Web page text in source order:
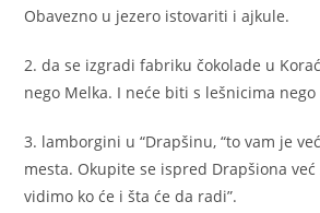
Obavezno u jezero istovariti i ajkule.
2. da se izgradi fabriku čokolade u
nego Melka. I neće biti s lešnicima nego
3. lamborgini u “Drapšinu, “to vam je
mesta. Okupite se ispred Drapšiona
vidimo ko će i šta će da radi”.